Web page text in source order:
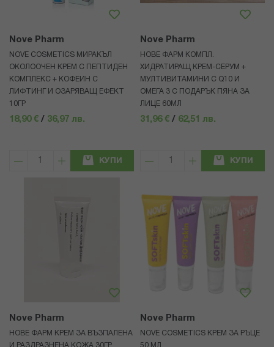
Nove Pharm
NOVE COSMETICS МИРАКЪЛ
ОКОЛООЧЕН КРЕМ С ПЕПТИДЕН
КОМПЛЕКС + КОФЕИН С
ЛИФТИНГ И ОЗАРЯВАЩ ЕФЕКТ
10ГР
18,90 € / 36,97 лв.
КУПИ
Nove Pharm
НОВЕ ФАРМ КОМПЛ.
ХИДРАТИРАЩ КРЕМ-СЕРУМ +
МУЛТИВИТАМИНИ С Q10 И
ОМЕГА 3 С ПОДАРЪК ПЯНА ЗА
ЛИЦЕ 60МЛ
31,96 € / 62,51 лв.
КУПИ
Nove Pharm
НОВЕ ФАРМ КРЕМ ЗА ВЪЗПАЛЕНА
И РАЗДРАЗНЕНА КОЖА 30ГР
Nove Pharm
NOVE COSMETICS КРЕМ ЗА РЪЦЕ
50 МЛ